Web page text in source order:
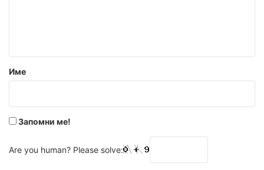
р
Име
Запомни ме!
Are you human? Please solve: